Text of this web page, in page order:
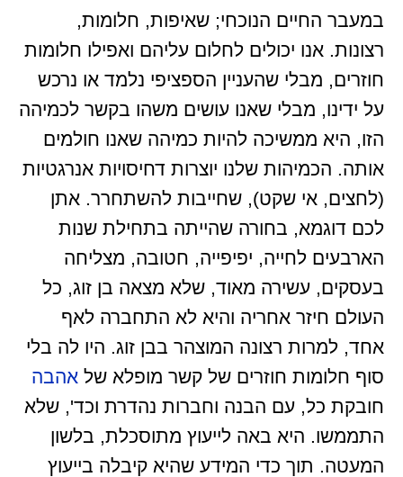
במעבר החיים הנוכחי; שאיפות, חלומות,
רצונות. אנו יכולים לחלום עליהם ואפילו חלומות
חוזרים, מבלי שהעניין הספציפי נלמד או נרכש
על ידינו, מבלי שאנו עושים משהו בקשר לכמיהה
הזו, היא ממשיכה להיות כמיהה שאנו חולמים
אותה. הכמיהות שלנו יוצרות דחיסויות אנרגטיות
(לחצים, אי שקט), שחייבות להשתחרר. אתן
לכם דוגמא, בחורה שהייתה בתחילת שנות
הארבעים לחייה, יפיפייה, חטובה, מצליחה
בעסקים, עשירה מאוד, שלא מצאה בן זוג, כל
העולם חיזר אחריה והיא לא התחברה לאף
אחד, למרות רצונה המוצהר בבן זוג. היו לה בלי
סוף חלומות חוזרים של קשר מופלא של אהבה
חובקת כל, עם הבנה וחברות נהדרת וכד', שלא
התממשו. היא באה לייעוץ מתוסכלת, בלשון
המעטה. תוך כדי המידע שהיא קיבלה בייעוץ